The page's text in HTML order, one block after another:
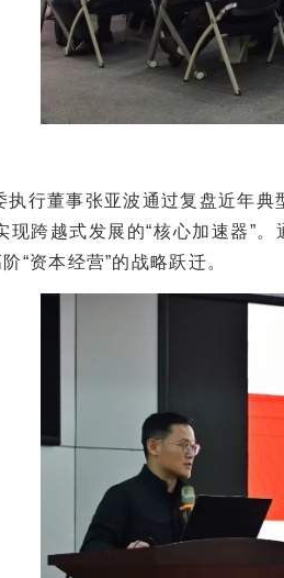
董事张亚波通过复盘近年典
现跨越式发展的“核心加速器”
“资本经营”的战略跃迁。